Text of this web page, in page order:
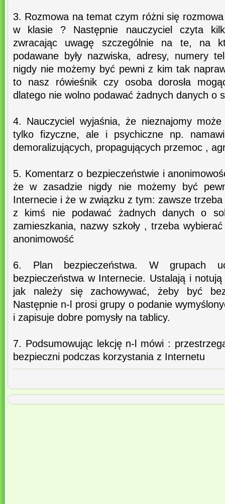
3. Rozmowa na temat czym różni się
w klasie ? Następnie nauczyciel czyta
zwracając uwagę szczególnie na te, na
podawane były nazwiska, adresy, numery
nigdy nie możemy być pewni z kim tak
to nasz rówieśnik czy osoba dorosła
dlatego nie wolno podawać żadnych danych o
4. Nauczyciel wyjaśnia, że nieznajomy
tylko fizyczne, ale i psychiczne np.
demoralizujących, propagujących przemoc ,
5. Komentarz o bezpieczeństwie i
że w zasadzie nigdy nie możemy być
Internecie i że w związku z tym: zawsze
z kimś nie podawać żadnych danych o
zamieszkania, nazwy szkoły , trzeba
anonimowość
6. Plan bezpieczeństwa. W grupach
bezpieczeństwa w Internecie. Ustalają i
jak należy się zachowywać, żeby być
Następnie n-l prosi grupy o podanie
i zapisuje dobre pomysły na tablicy.
7. Podsumowując lekcję n-l mówi :
bezpieczni podczas korzystania z Internetu